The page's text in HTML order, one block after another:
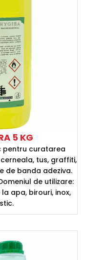
5 KG
pentru curatarea
tus, graffiti,
de banda adeziva.
de utilizare:
apa, birouri, inox,